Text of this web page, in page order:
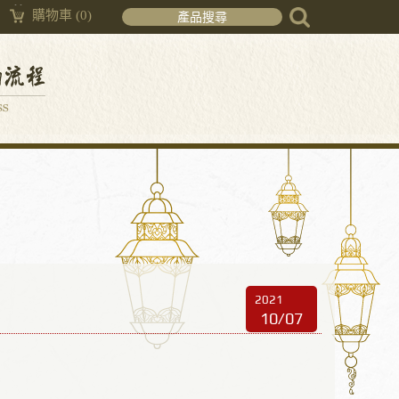
購物車 (0)
2021
10/07